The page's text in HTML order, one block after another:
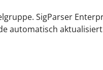
SigParser
automatisch